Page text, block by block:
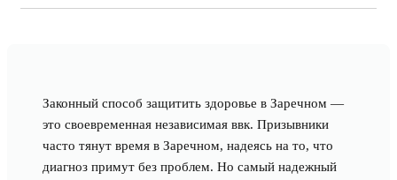
Законный способ защитить здоровье в Заречном —
это своевременная независимая ввк. Призывники
часто тянут время в Заречном, надеясь на то, что
диагноз примут без проблем. Но самый надежный